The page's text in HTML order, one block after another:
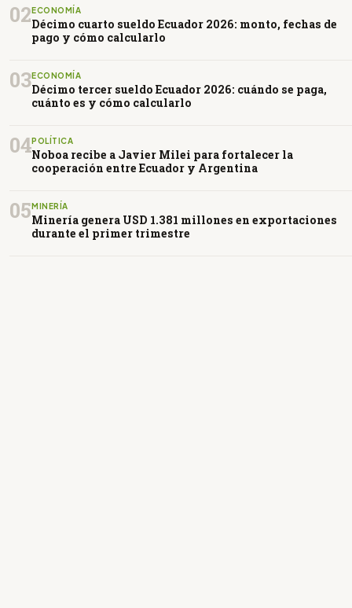
02 ECONOMÍA
Décimo cuarto sueldo Ecuador 2026: monto, fechas de
pago y cómo calcularlo
03ECONOMÍA
Décimo tercer sueldo Ecuador 2026: cuándo se paga,
cuánto es y cómo calcularlo
04POLÍTICA
Noboa recibe a Javier Milei para fortalecer la
cooperación entre Ecuador y Argentina
05 MINERÍA
Minería genera USD 1.381 millones en exportaciones
durante el primer trimestre